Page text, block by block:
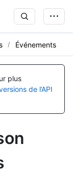
Événements
plus
de l’API